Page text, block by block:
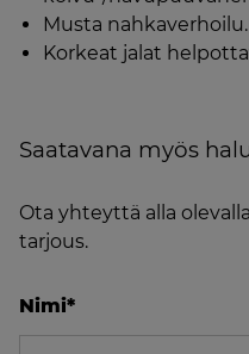
Musta
Korkeat jalat
Saatavana myös
Ota yhteyttä alla
tarjous.
Nimi*